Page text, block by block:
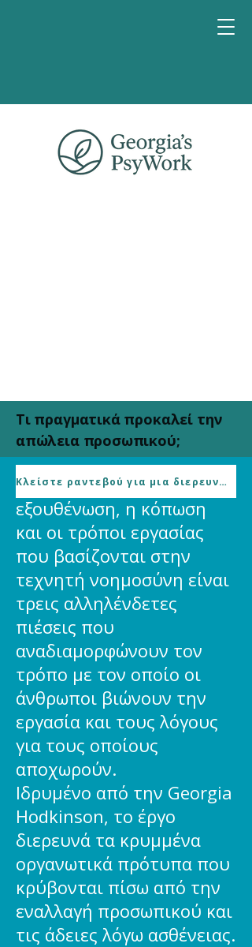
Τι πραγματικά προκαλεί την
απώλεια προσωπικού;
Κλείστε ραντεβού για μια διερευνητική κλήση χωρίς υποχρέωση
Η επαγγελματική
εξουθένωση, η κόπωση
και οι τρόποι εργασίας
που βασίζονται στην
τεχνητή νοημοσύνη είναι
τρεις αλληλένδετες
πιέσεις που
αναδιαμορφώνουν τον
τρόπο με τον οποίο οι
άνθρωποι βιώνουν την
εργασία και τους λόγους
για τους οποίους
αποχωρούν.
Ιδρυμένο από την Georgia
Hodkinson, το έργο
διερευνά τα κρυμμένα
οργανωτικά πρότυπα που
κρύβονται πίσω από την
εναλλαγή προσωπικού και
τις άδειες λόγω ασθένειας.